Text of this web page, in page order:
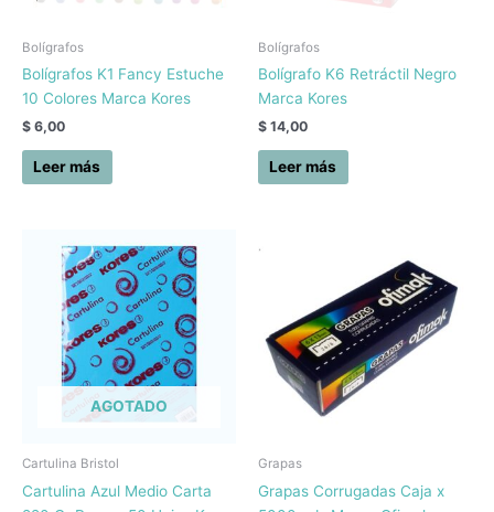
Bolígrafos
Bolígrafos K1 Fancy Estuche
10 Colores Marca Kores
$ 6,00
Leer más
Bolígrafos
Bolígrafo K6 Retráctil Negro
Marca Kores
$ 14,00
Leer más
AGOTADO
Cartulina Bristol
Cartulina Azul Medio Carta
Grapas
Grapas Corrugadas Caja x